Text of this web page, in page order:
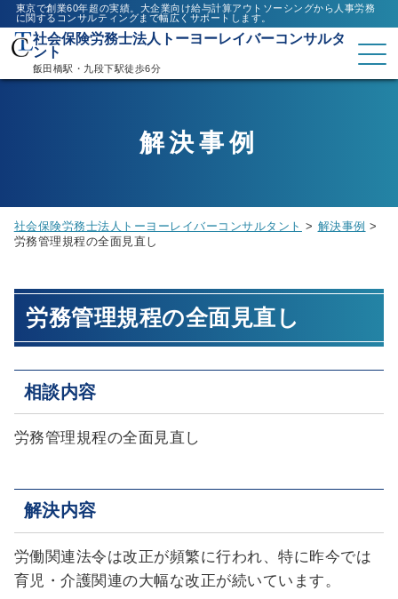
東京で創業60年超の実績。大企業向け給与計算アウトソーシングから人事労務
に関するコンサルティングまで幅広くサポートします。
社会保険労務士法人トーヨーレイバーコンサルタ
ント
飯田橋駅・九段下駅徒歩6分
解決事例
社会保険労務士法人トーヨーレイバーコンサルタント > 解決事例 >
労務管理規程の全面見直し
労務管理規程の全面見直し
相談内容
労務管理規程の全面見直し
解決内容
労働関連法令は改正が頻繁に行われ、特に昨今では
育児・介護関連の大幅な改正が続いています。